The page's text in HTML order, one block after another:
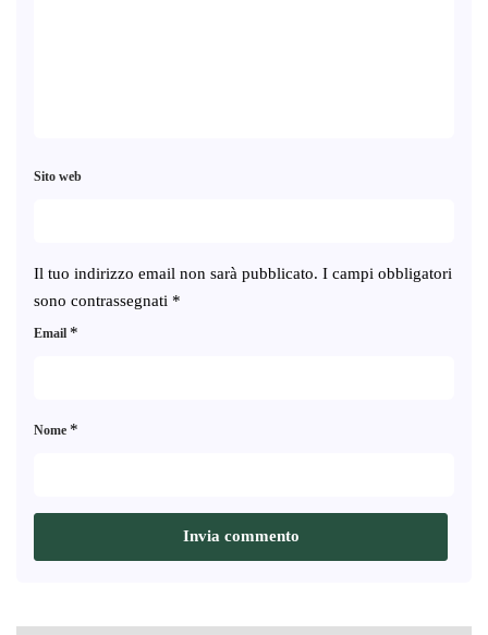
Il tuo indirizzo email non sarà pubblicato. I campi obbligatori
sono contrassegnati *
Nome *
Email *
Sito web